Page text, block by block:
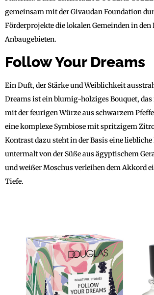
gemeinsam mit der Givaudan Foundation
Förderprojekte die lokalen Gemeinden in den
Anbaugebieten.
Follow Your Dreams
Ein Duft, der Stärke und Weiblichkeit
Dreams ist ein blumig-holziges Bouquet, das
mit der feurigen Würze aus schwarzem
eine komplexe Symbiose mit spritzigem
Kontrast dazu steht in der Basis eine liebliche
untermalt von der Süße aus ägyptischem
und weißer Moschus verleihen dem Akkord
Tiefe.